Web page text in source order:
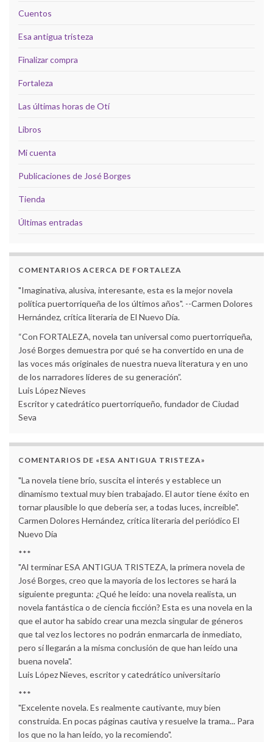
Cuentos
Esa antigua tristeza
Finalizar compra
Fortaleza
Las últimas horas de Otí
Libros
Mi cuenta
Publicaciones de José Borges
Tienda
Últimas entradas
COMENTARIOS ACERCA DE FORTALEZA
"Imaginativa, alusiva, interesante, esta es la mejor novela
política puertorriqueña de los últimos años". --Carmen Dolores
Hernández, crítica literaria de El Nuevo Día.
“Con FORTALEZA, novela tan universal como puertorriqueña,
José Borges demuestra por qué se ha convertido en una de
las voces más originales de nuestra nueva literatura y en uno
de los narradores líderes de su generación”.
Luis López Nieves
Escritor y catedrático puertorriqueño, fundador de Ciudad
Seva
COMENTARIOS DE «ESA ANTIGUA TRISTEZA»
"La novela tiene brío, suscita el interés y establece un
dinamismo textual muy bien trabajado. El autor tiene éxito en
tornar plausible lo que debería ser, a todas luces, increíble".
Carmen Dolores Hernández, crítica literaria del periódico El
Nuevo Día
***
"Al terminar ESA ANTIGUA TRISTEZA, la primera novela de
José Borges, creo que la mayoría de los lectores se hará la
siguiente pregunta: ¿Qué he leído: una novela realista, un
novela fantástica o de ciencia ficción? Esta es una novela en la
que el autor ha sabido crear una mezcla singular de géneros
que tal vez los lectores no podrán enmarcarla de inmediato,
pero sí llegarán a la misma conclusión de que han leído una
buena novela".
Luis López Nieves, escritor y catedrático universitario
***
"Excelente novela. Es realmente cautivante, muy bien
construida. En pocas páginas cautiva y resuelve la trama... Para
los que no la han leído, yo la recomiendo".